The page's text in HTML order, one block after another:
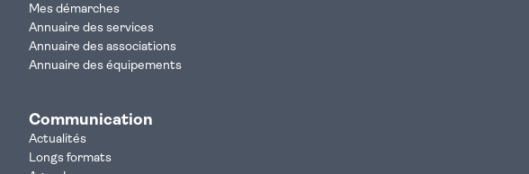
Mes démarches
Annuaire des services
Annuaire des associations
Annuaire des équipements
Communication
Actualités
Longs formats